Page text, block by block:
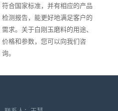
符合国家标准，并有相应的产品
检测报告，能更好地满足客户的
需求。关于白刚玉磨料的用途、
价格和参数，您可以向我们咨
询。